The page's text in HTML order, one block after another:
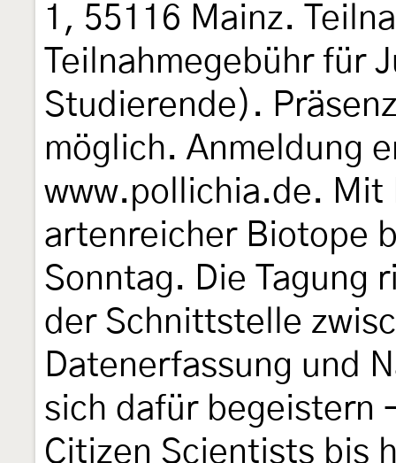
1, 55116 Mainz.
Teilnahmegebühr für
Studierende).
möglich. Anmeldung
www.pollichia.de. Mit
artenreicher Biotope
Sonntag. Die Tagung
der Schnittstelle
Datenerfassung und
sich dafür begeistern
Citizen Scientists bis